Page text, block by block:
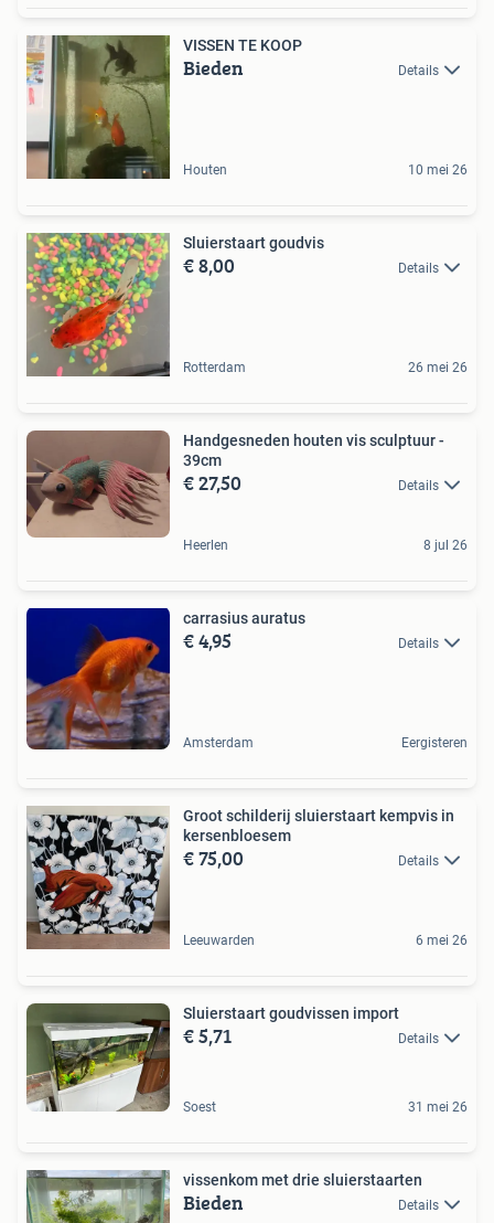
VISSEN TE KOOP
Bieden Details
Houten 10 mei 26
Sluierstaart goudvis
€ 8,00 Details
Rotterdam 26 mei 26
Handgesneden houten vis sculptuur -
39cm
€ 27,50 Details
Heerlen 8 jul 26
carrasius auratus
€ 4,95 Details
Amsterdam Eergisteren
Groot schilderij sluierstaart kempvis in
kersenbloesem
€ 75,00 Details
Leeuwarden 6 mei 26
Sluierstaart goudvissen import
€ 5,71 Details
Soest 31 mei 26
vissenkom met drie sluierstaarten
Bieden Details